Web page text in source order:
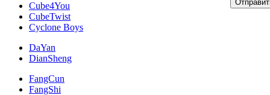
Cube4You
CubeTwist
Cyclone Boys
DaYan
DianSheng
FangCun
FangShi